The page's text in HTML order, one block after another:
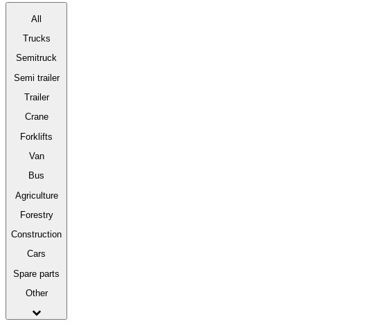
All
Trucks
Semitruck
Semi trailer
Trailer
Crane
Forklifts
Van
Bus
Agriculture
Forestry
Construction
Cars
Spare parts
Other